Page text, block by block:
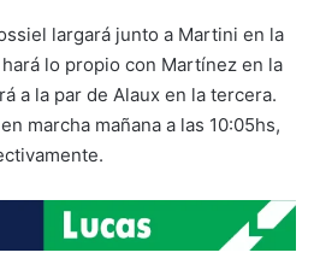
largará junto a Martini en la
lo propio con Martínez en la
a la par de Alaux en la tercera.
marcha mañana a las 10:05hs,